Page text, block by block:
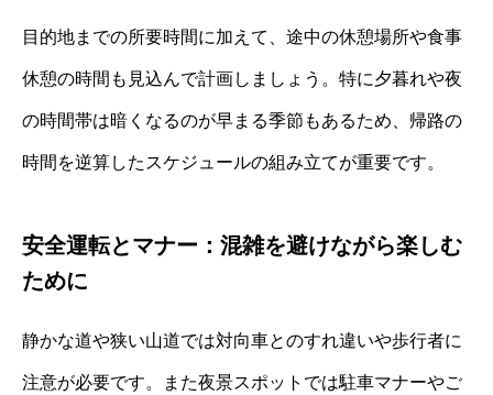
目的地までの所要時間に加えて、途中の休憩場所や食事
休憩の時間も見込んで計画しましょう。特に夕暮れや夜
の時間帯は暗くなるのが早まる季節もあるため、帰路の
時間を逆算したスケジュールの組み立てが重要です。
安全運転とマナー：混雑を避けながら楽しむ
ために
静かな道や狭い山道では対向車とのすれ違いや歩行者に
注意が必要です。また夜景スポットでは駐車マナーやご